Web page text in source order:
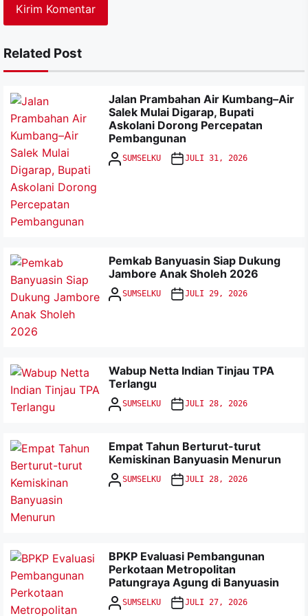
Related Post
Jalan Prambahan Air Kumbang–Air
Salek Mulai Digarap, Bupati
Askolani Dorong Percepatan
Pembangunan
SUMSELKU JULI 31, 2026
Pemkab Banyuasin Siap Dukung
Jambore Anak Sholeh 2026
SUMSELKU JULI 29, 2026
Wabup Netta Indian Tinjau TPA
Terlangu
SUMSELKU JULI 28, 2026
Empat Tahun Berturut-turut
Kemiskinan Banyuasin Menurun
SUMSELKU JULI 28, 2026
BPKP Evaluasi Pembangunan
Perkotaan Metropolitan
Patungraya Agung di Banyuasin
SUMSELKU JULI 27, 2026